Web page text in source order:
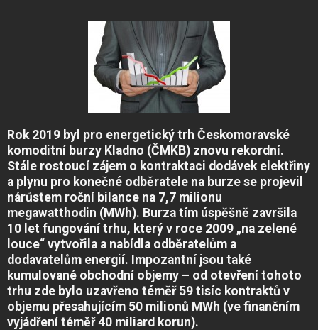
Rok 2019 byl pro energetický trh Českomoravské
komoditní burzy Kladno (ČMKB) znovu rekordní.
Stále rostoucí zájem o kontraktaci dodávek elektřiny
a plynu pro konečné odběratele na burze se projevil
nárůstem roční bilance na 7,7 milionu
megawatthodin (MWh). Burza tím úspěšně završila
10 let fungování trhu, který v roce 2009 „na zelené
louce“ vytvořila a nabídla odběratelům a
dodavatelům energií. Impozantní jsou také
kumulované obchodní objemy – od otevření tohoto
trhu zde bylo uzavřeno téměř 59 tisíc kontraktů v
objemu přesahujícím 50 milionů MWh (ve finančním
vyjádření téměř 40 miliard korun).